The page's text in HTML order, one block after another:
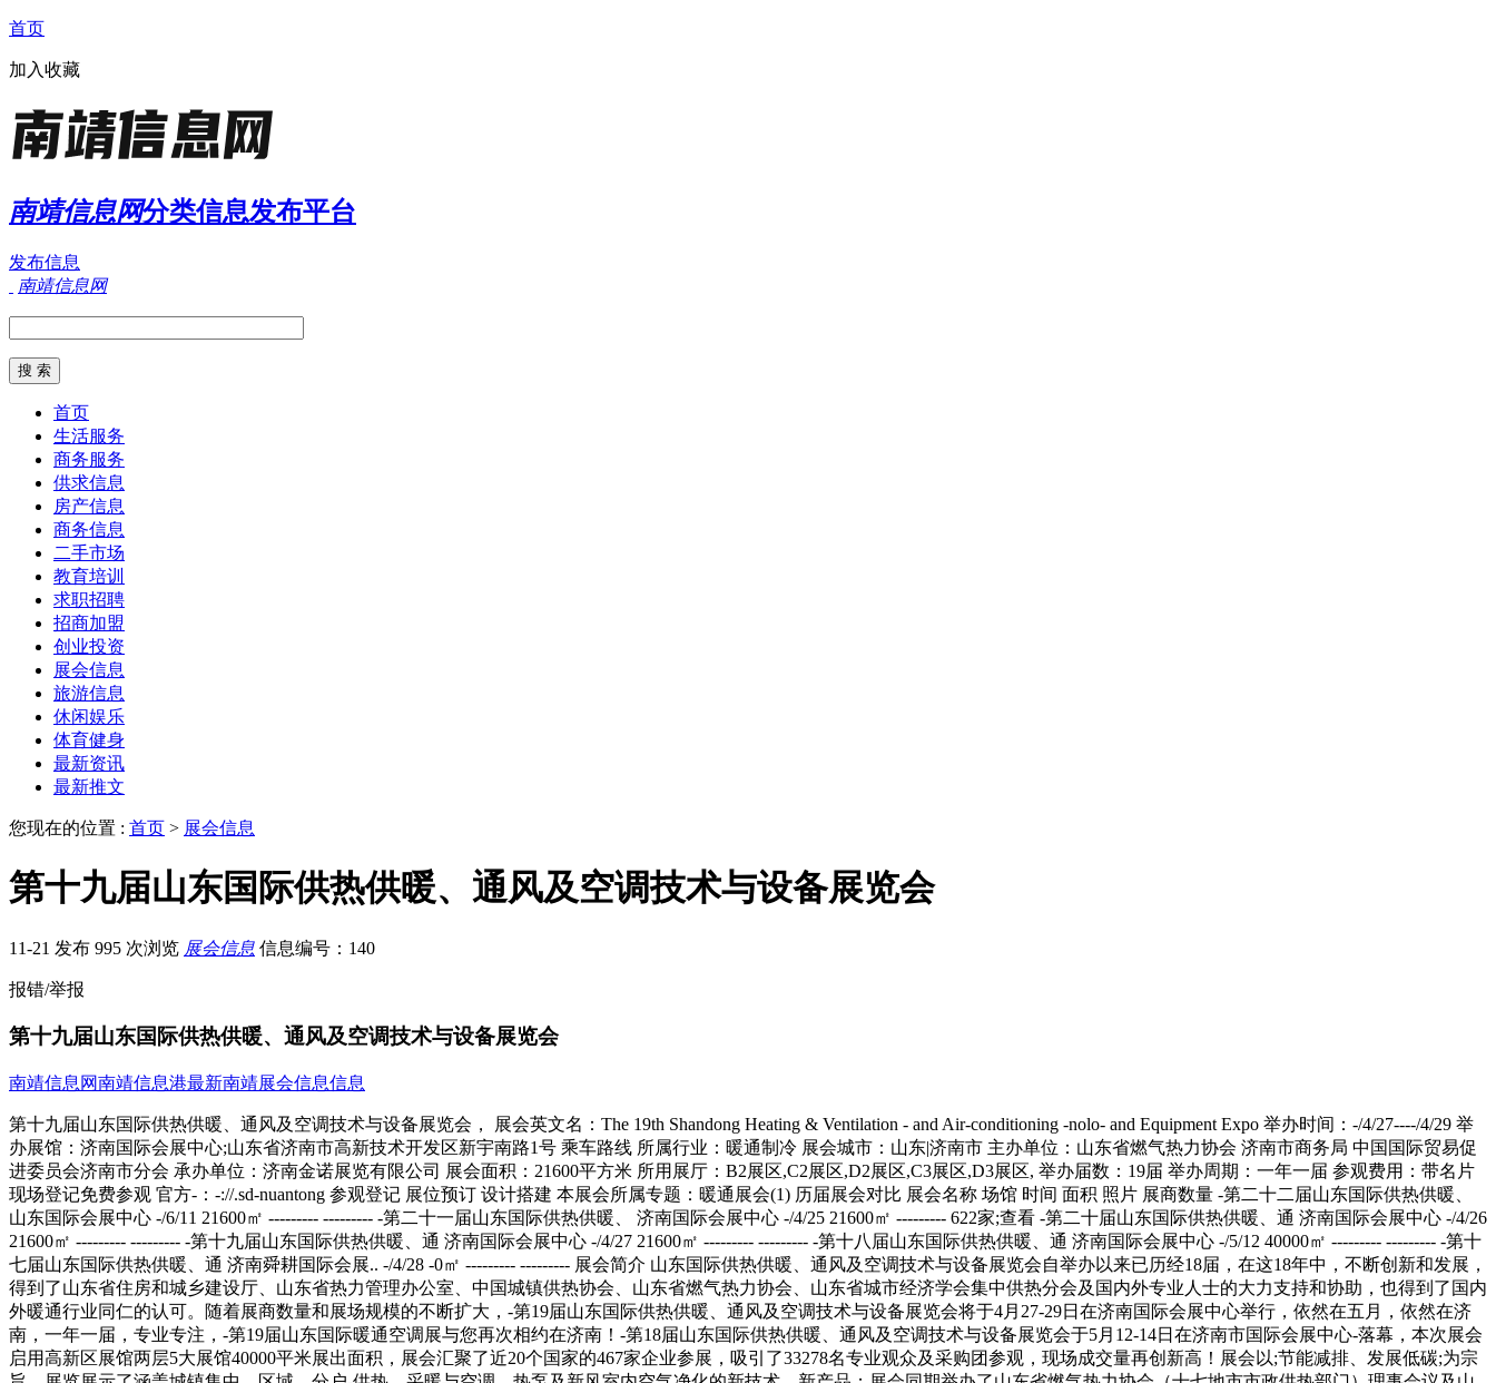
首页
加入收藏
南靖信息网分类信息发布平台
发布信息
南靖信息网
首页
生活服务
商务服务
供求信息
房产信息
商务信息
二手市场
教育培训
求职招聘
招商加盟
创业投资
展会信息
旅游信息
休闲娱乐
体育健身
最新资讯
最新推文
您现在的位置 : 首页 > 展会信息
第十九届山东国际供热供暖、通风及空调技术与设备展览会
11-21 发布 995 次浏览 展会信息 信息编号：140
报错/举报
第十九届山东国际供热供暖、通风及空调技术与设备展览会
南靖信息网南靖信息港最新南靖展会信息信息
第十九届山东国际供热供暖、通风及空调技术与设备展览会， 展会英文名：The 19th Shandong Heating & Ventilation - and Air-conditioning -nolo- and Equipment Expo 举办时间：-/4/27----/4/29 举
办展馆：济南国际会展中心;山东省济南市高新技术开发区新宇南路1号 乘车路线 所属行业：暖通制冷 展会城市：山东|济南市 主办单位：山东省燃气热力协会 济南市商务局 中国国际贸易促
进委员会济南市分会 承办单位：济南金诺展览有限公司 展会面积：21600平方米 所用展厅：B2展区,C2展区,D2展区,C3展区,D3展区, 举办届数：19届 举办周期：一年一届 参观费用：带名片
现场登记免费参观 官方-：-://.sd-nuantong 参观登记 展位预订 设计搭建 本展会所属专题：暖通展会(1) 历届展会对比 展会名称 场馆 时间 面积 照片 展商数量 -第二十二届山东国际供热供暖、
山东国际会展中心 -/6/11 21600㎡ --------- --------- -第二十一届山东国际供热供暖、 济南国际会展中心 -/4/25 21600㎡ --------- 622家;查看 -第二十届山东国际供热供暖、通 济南国际会展中心 -/4/26
21600㎡ --------- --------- -第十九届山东国际供热供暖、通 济南国际会展中心 -/4/27 21600㎡ --------- --------- -第十八届山东国际供热供暖、通 济南国际会展中心 -/5/12 40000㎡ --------- --------- -第十
七届山东国际供热供暖、通 济南舜耕国际会展.. -/4/28 -0㎡ --------- --------- 展会简介 山东国际供热供暖、通风及空调技术与设备展览会自举办以来已历经18届，在这18年中，不断创新和发展，
得到了山东省住房和城乡建设厅、山东省热力管理办公室、中国城镇供热协会、山东省燃气热力协会、山东省城市经济学会集中供热分会及国内外专业人士的大力支持和协助，也得到了国内
外暖通行业同仁的认可。随着展商数量和展场规模的不断扩大，-第19届山东国际供热供暖、通风及空调技术与设备展览会将于4月27-29日在济南国际会展中心举行，依然在五月，依然在济
南，一年一届，专业专注，-第19届山东国际暖通空调展与您再次相约在济南！-第18届山东国际供热供暖、通风及空调技术与设备展览会于5月12-14日在济南市国际会展中心-落幕，本次展会
启用高新区展馆两层5大展馆40000平米展出面积，展会汇聚了近20个国家的467家企业参展，吸引了33278名专业观众及采购团参观，现场成交量再创新高！展会以;节能减排、发展低碳;为宗